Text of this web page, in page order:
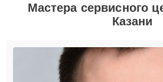
Мастера сервисного
Казани